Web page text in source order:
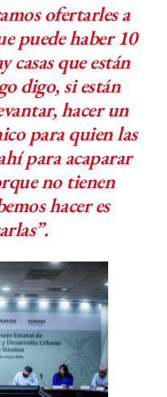
ofertarles a
puede haber 10
casas que están
digo, si están
hacer un
para quien las
para acaparar
no tienen
hacer es